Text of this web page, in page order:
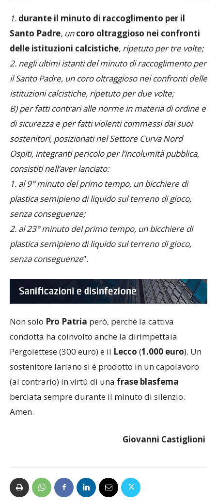
1. durante il minuto di raccoglimento per il
Santo Padre, uncoro oltraggioso nei confronti
delle istituzioni calcistiche, ripetuto per tre volte;
2. negli ultimi istanti del minuto di raccoglimento per
il Santo Padre, un coro oltraggioso nei confronti delle
istituzioni calcistiche, ripetuto per due volte;
B) per fatti contrari alle norme in materia di ordine e
di sicurezza e per fatti violenti commessi dai suoi
sostenitori, posizionati nel Settore Curva Nord
Ospiti, integranti pericolo per l’incolumità pubblica,
consistiti nell’aver lanciato:
1. al 9° minuto del primo tempo, un bicchiere di
plastica semipieno di liquido sul terreno di gioco,
senza conseguenze;
2. al 23° minuto del primo tempo, un bicchiere di
plastica semipieno di liquido sul terreno di gioco,
senza conseguenze”.
Non solo Pro Patria però, perché la cattiva
condotta ha coinvolto anche la dirimpettaia
Pergolettese (300 euro) e il Lecco (1.000 euro). Un
sostenitore lariano si è prodotto in un capolavoro
(al contrario) in virtù di una frase blasfema
berciata sempre durante il minuto di silenzio.
Amen.
Giovanni Castiglioni